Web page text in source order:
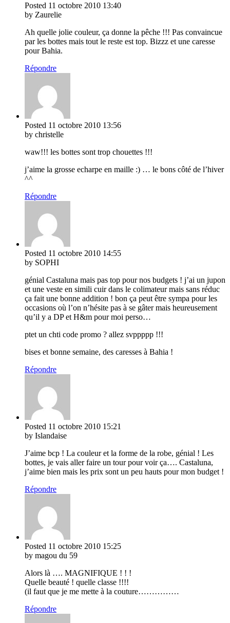
Posted 11 octobre 2010 13:40
by Zaurelie
Ah quelle jolie couleur, ça donne la pêche !!! Pas convaincue
par les bottes mais tout le reste est top. Bizzz et une caresse
pour Bahia.
Répondre
Posted 11 octobre 2010 13:56
by christelle
waw!!! les bottes sont trop chouettes !!!
j’aime la grosse echarpe en maille :) … le bons côté de l’hiver
^^
Répondre
Posted 11 octobre 2010 14:55
by SOPHI
génial Castaluna mais pas top pour nos budgets ! j’ai un jupon
et une veste en simili cuir dans le colimateur mais sans réduc
ça fait une bonne addition ! bon ça peut être sympa pour les
occasions où l’on n’hésite pas à se gâter mais heureusement
qu’il y a DP et H&m pour moi perso…
ptet un chti code promo ? allez svppppp !!!
bises et bonne semaine, des caresses à Bahia !
Répondre
Posted 11 octobre 2010 15:21
by Islandaise
J’aime bcp ! La couleur et la forme de la robe, génial ! Les
bottes, je vais aller faire un tour pour voir ça…. Castaluna,
j’aime bien mais les prix sont un peu hauts pour mon budget !
Répondre
Posted 11 octobre 2010 15:25
by magou du 59
Alors là …. MAGNIFIQUE ! ! !
Quelle beauté ! quelle classe !!!!
(il faut que je me mette à la couture……………
Répondre